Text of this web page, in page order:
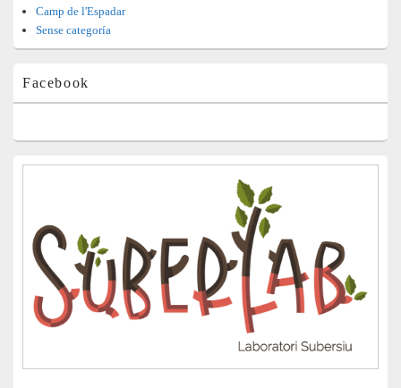
Camp de l'Espadar
Sense categoría
Facebook